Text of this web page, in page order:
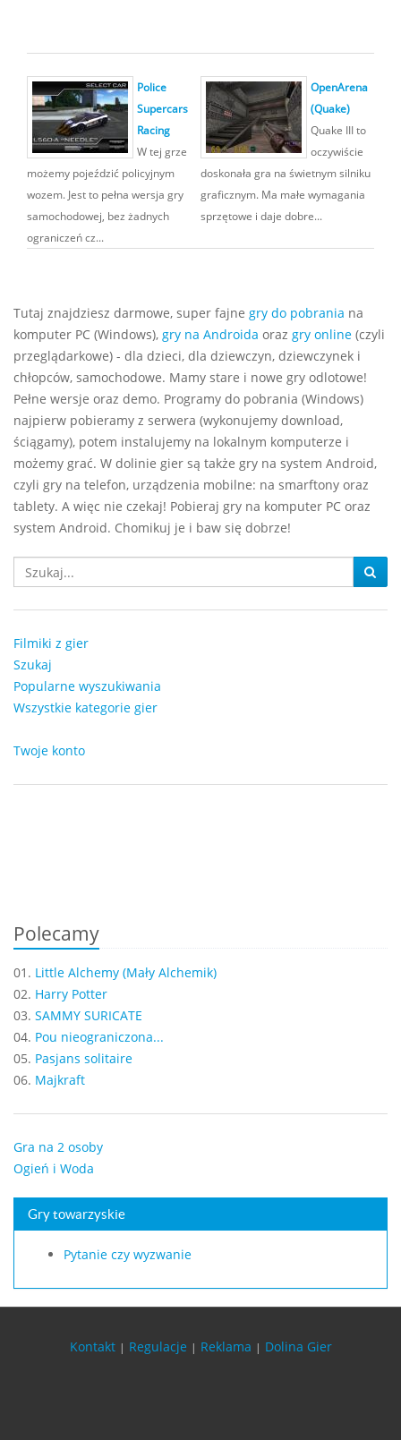
Police
Supercars
Racing
W tej grze
możemy pojeździć policyjnym
wozem. Jest to pełna wersja gry
samochodowej, bez żadnych
ograniczeń cz...
OpenArena
(Quake)
Quake III to
oczywiście
doskonała gra na świetnym silniku
graficznym. Ma małe wymagania
sprzętowe i daje dobre...
Tutaj znajdziesz darmowe, super fajne gry do pobrania na
komputer PC (Windows), gry na Androida oraz gry online (czyli
przeglądarkowe) - dla dzieci, dla dziewczyn, dziewczynek i
chłopców, samochodowe. Mamy stare i nowe gry odlotowe!
Pełne wersje oraz demo. Programy do pobrania (Windows)
najpierw pobieramy z serwera (wykonujemy download,
ściągamy), potem instalujemy na lokalnym komputerze i
możemy grać. W dolinie gier są także gry na system Android,
czyli gry na telefon, urządzenia mobilne: na smarftony oraz
tablety. A więc nie czekaj! Pobieraj gry na komputer PC oraz
system Android. Chomikuj je i baw się dobrze!
Filmiki z gier
Szukaj
Popularne wyszukiwania
Wszystkie kategorie gier
Twoje konto
Polecamy
01. Little Alchemy (Mały Alchemik)
02. Harry Potter
03. SAMMY SURICATE
04. Pou nieograniczona...
05. Pasjans solitaire
06. Majkraft
Gra na 2 osoby
Ogień i Woda
Gry towarzyskie
Pytanie czy wyzwanie
Kontakt | Regulacje | Reklama | Dolina Gier